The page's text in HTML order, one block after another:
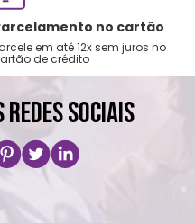
no cartão
em até 12x sem juros no
de crédito
SOCIAIS